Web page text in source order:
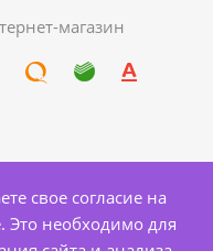
магазин
свое согласие на
Это необходимо для